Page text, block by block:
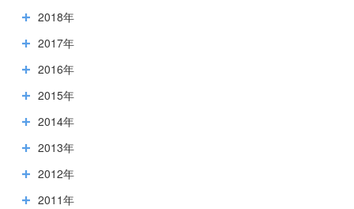
2018年
2017年
2016年
2015年
2014年
2013年
2012年
2011年